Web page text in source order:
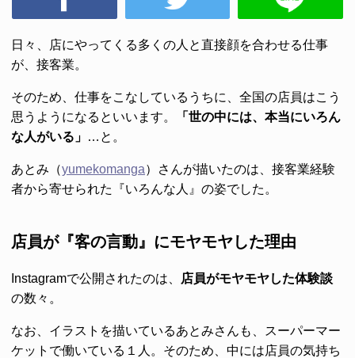
日々、店にやってくる多くの人と直接顔を合わせる仕事
が、接客業。
そのため、仕事をこなしているうちに、全国の店員はこう
思うようになるといいます。
「世の中には、本当にいろん
な人がいる」 …と。
あとみ（yumekomanga）さんが描いたのは、接客業経験
者から寄せられた『いろんな人』の姿でした。
店員が『客の言動』にモヤモヤした理由
Instagramで公開されたのは、
店員がモヤモヤした体験談
の数々。
なお、イラストを描いているあとみさんも、スーパーマー
ケットで働いている１人。そのため、中には店員の気持ち